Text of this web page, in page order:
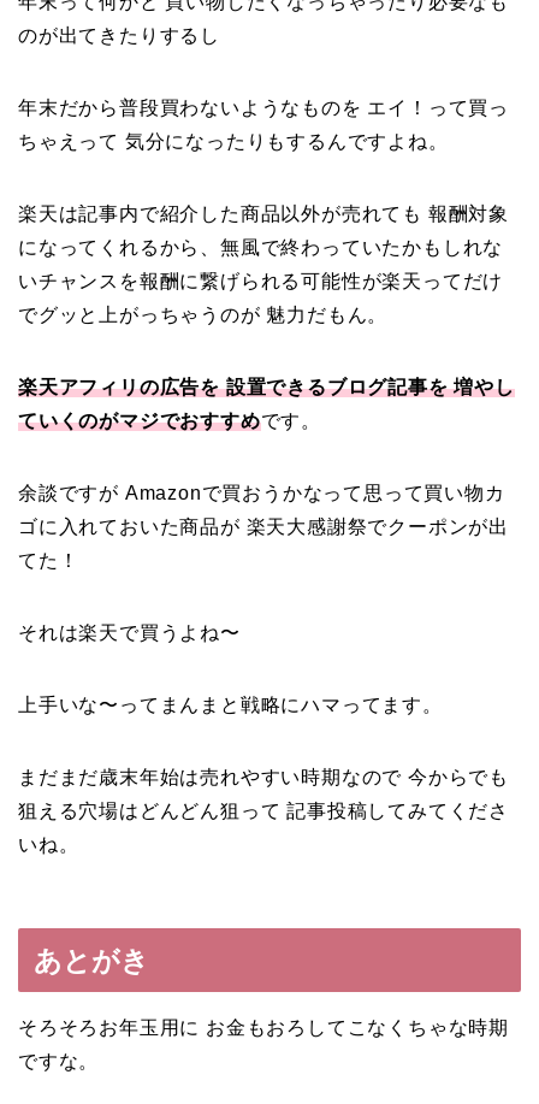
のが出てきたりするし
年末だから普段買わないようなものを エイ！って買っ
ちゃえって 気分になったりもするんですよね。
楽天は記事内で紹介した商品以外が売れても 報酬対象
になってくれるから、無風で終わっていたかもしれな
いチャンスを報酬に繋げられる可能性が楽天ってだけ
でグッと上がっちゃうのが 魅力だもん。
楽天アフィリの広告を 設置できるブログ記事を 増やし
ていくのがマジでおすすめです。
余談ですが Amazonで買おうかなって思って買い物カ
ゴに入れておいた商品が 楽天大感謝祭でクーポンが出
てた！
それは楽天で買うよね〜
上手いな〜ってまんまと戦略にハマってます。
まだまだ歳末年始は売れやすい時期なので 今からでも
狙える穴場はどんどん狙って 記事投稿してみてくださ
いね。
あとがき
そろそろお年玉用に お金もおろしてこなくちゃな時期
ですな。